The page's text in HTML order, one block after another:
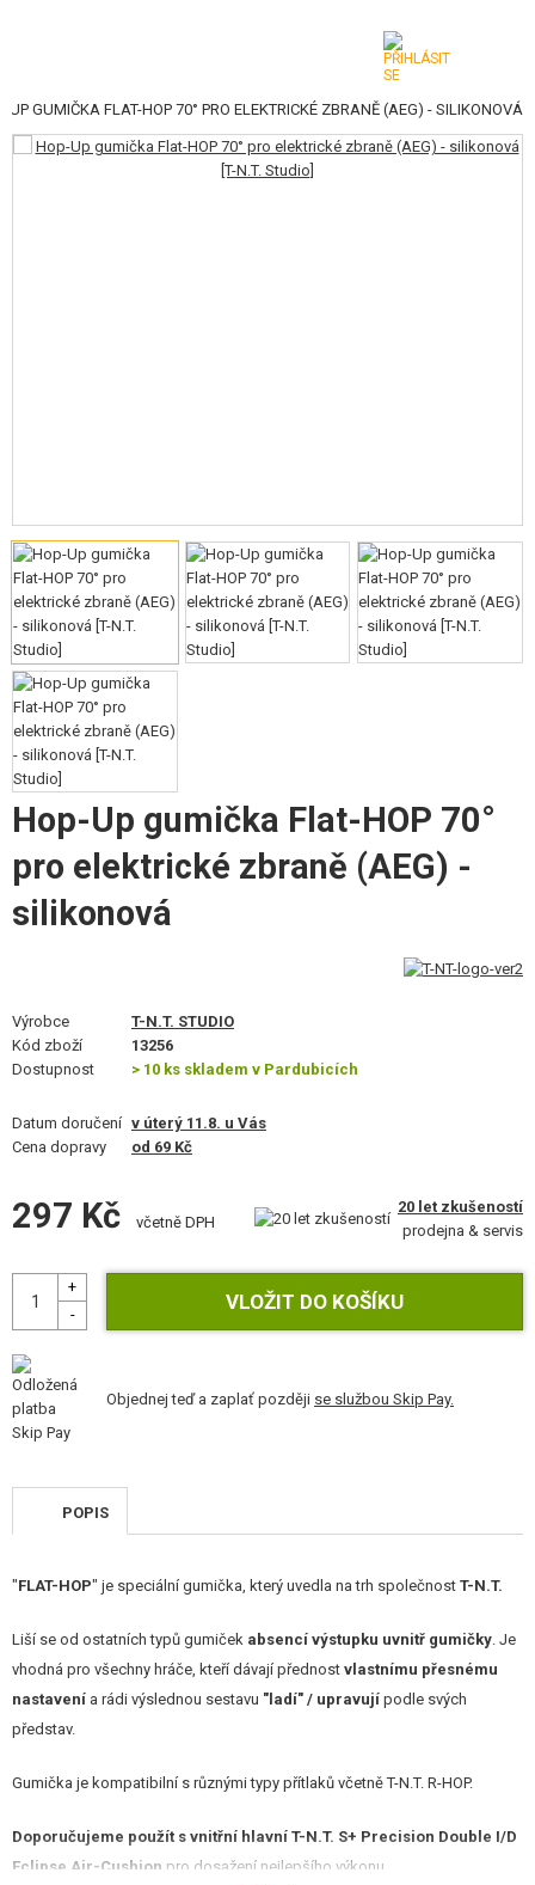
KATEGORIE
VÝSTROJ, UNIFORMY, POUZDRA
MASKOVÁNÍ, BARVY, PÁSKY
VYSÍLAČKY, HEADSETY, KAMERY
DOPLŇKY KE ZBRANÍM, POPRUHY
NÁHRADNÍ DÍLY, UPGRADE
SERVIS A ÚDRŽBA ZBRANÍ
SEBEOBRANA, VÝCVIK, NOŽE
TERČE, STŘELNICE
JÍDLO
REKLAMNÍ PŘEDMĚTY
SLEVY, AKCE
KONTAKT
UP GUMIČKA FLAT-HOP 70° PRO ELEKTRICKÉ ZBRANĚ (AEG) - SILIKONOVÁ
Hop-Up gumička Flat-HOP 70°
pro elektrické zbraně (AEG) -
silikonová
Výrobce
T-N.T. STUDIO
Kód zboží
13256
Dostupnost
> 10 ks skladem v Pardubicích
Datum doručení v úterý 11.8. u Vás
Cena dopravy
od 69 Kč
297 Kč včetně DPH
20 let zkušeností
prodejna & servis
Objednej teď a zaplať později se službou Skip Pay.
POPIS
"FLAT-HOP" je speciální gumička, který uvedla na trh společnost T-N.T.
Liší se od ostatních typů gumiček absencí výstupku uvnitř gumičky . Je
vhodná pro všechny hráče, kteří dávají přednost vlastnímu přesnému
nastavení a rádi výslednou sestavu "ladí" / upravují podle svých
představ.
Gumička je kompatibilní s různými typy přítlaků včetně T-N.T. R-HOP.
Doporučujeme použít s vnitřní hlavní T-N.T. S+ Precision Double I/D
Eclipse Air-Cushion pro dosažení nejlepšího výkonu.